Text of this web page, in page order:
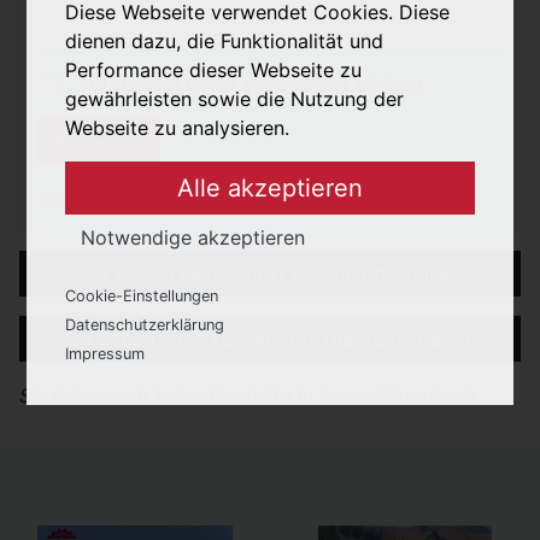
Auf diesem Gerät angemeldet bleiben
Anmelden
Passwort vergessen?
Sie haben noch kein Konto? Hier registrieren.
Sie habe noch keine Produkte in Ihrem Warenkorb.
Diese Webseite verwendet Cookies. Diese
dienen dazu, die Funktionalität und
Performance dieser Webseite zu
gewährleisten sowie die Nutzung der
Webseite zu analysieren.
Alle akzeptieren
Notwendige akzeptieren
Notwendige
: Diese Cookies werden mit
Cookie-Einstellungen
Datenschutzerklärung
Impressum